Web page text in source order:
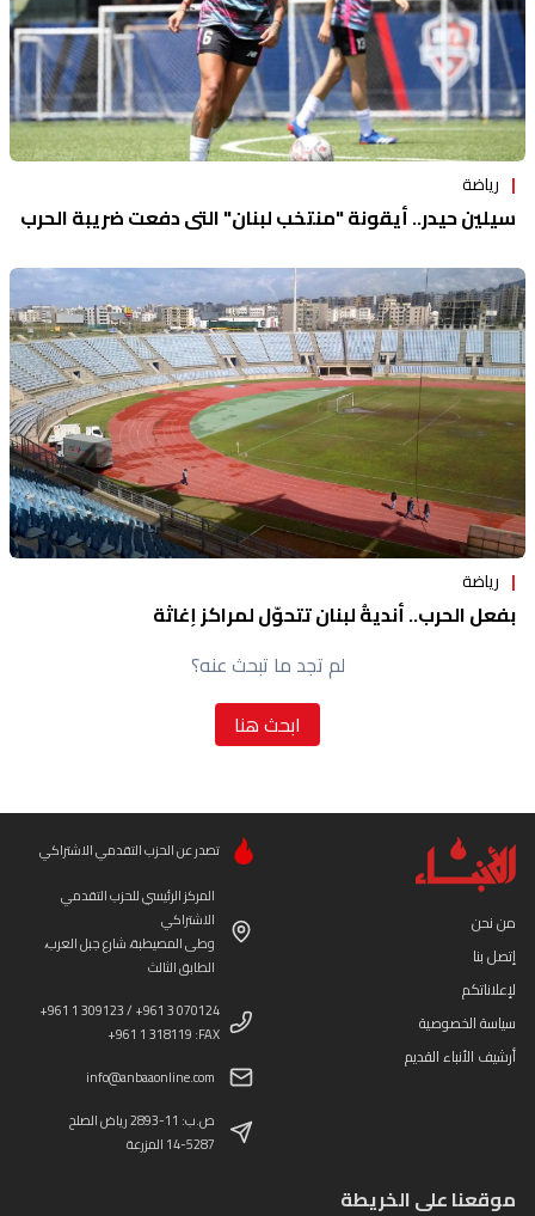
رياضة
سيلين حيدر.. أيقونة "منتخب لبنان" التي دفعت ضريبة الحرب
رياضة
بفعل الحرب.. أنديةُ لبنان تتحوّل لمراكزِ إغاثة
لم تجد ما تبحث عنه؟
ابحث هنا
من نحن
إتصل بنا
لإعلاناتكم
سياسة الخصوصية
أرشيف الأنباء القديم
تصدر عن الحزب التقدمي الاشتراكي
المركز الرئيسي للحزب التقدمي
الاشتراكي
وطى المصيطبة، شارع جبل العرب،
الطابق الثالث
+961 1 309123 / +961 3 070124
+961 1 318119 :FAX
info@anbaaonline.com
ص.ب: 11-2893 رياض الصلح
14-5287 المزرعة
موقعنا على الخريطة